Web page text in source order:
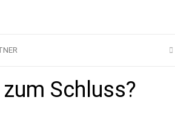
Schluss?